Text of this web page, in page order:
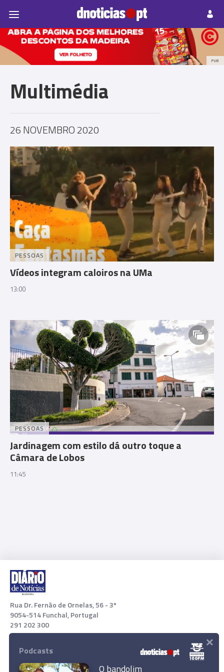
Prazeres Paisagens
PUB
Multimédia
26 NOVEMBRO 2020
PESSOAS
Vídeos integram caloiros na UMa
13:00
PESSOAS
Jardinagem com estilo dá outro toque a
Câmara de Lobos
11:45
Rua Dr. Fernão de Ornelas, 56 - 3º
9054-514 Funchal, Portugal
291 202 300
Podcasts
O bandolim
×